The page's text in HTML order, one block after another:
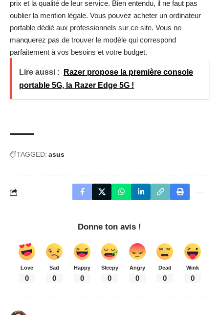
prix et la qualité de leur service. Bien entendu, il ne faut pas
oublier la mention légale. Vous pouvez acheter un ordinateur
portable dédié aux professionnels sur ce site. Vous ne
manquerez pas de trouver le modèle qui correspond
parfaitement à vos besoins et votre budget.
Lire aussi :
Razer propose la première console
portable 5G, la Razer Edge 5G !
TAGGED: asus
Donne ton avis !
Love
0
Sad
0
Happy
0
Sleepy
0
Angry
0
Dead
0
Wink
0